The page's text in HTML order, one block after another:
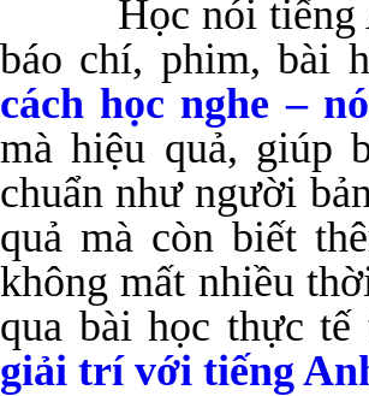
Học nói tiếng
báo chí, phim, bài
cách học nghe –
mà hiệu quả, giúp
chuẩn như người
quả mà còn biết
không mất nhiều
qua bài học thực
giải trí với tiếng